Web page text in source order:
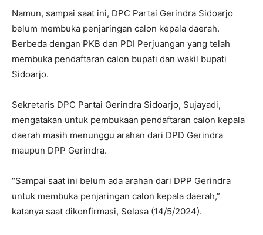
Namun, sampai saat ini, DPC Partai Gerindra Sidoarjo
belum membuka penjaringan calon kepala daerah.
Berbeda dengan PKB dan PDI Perjuangan yang telah
membuka pendaftaran calon bupati dan wakil bupati
Sidoarjo.
Sekretaris DPC Partai Gerindra Sidoarjo, Sujayadi,
mengatakan untuk pembukaan pendaftaran calon kepala
daerah masih menunggu arahan dari DPD Gerindra
maupun DPP Gerindra.
“Sampai saat ini belum ada arahan dari DPP Gerindra
untuk membuka penjaringan calon kepala daerah,”
katanya saat dikonfirmasi, Selasa (14/5/2024).